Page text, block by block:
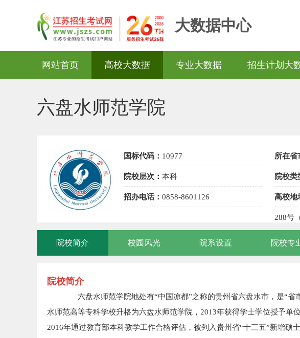
大数据中心
网站首页 高校大数据 专业大数据 招生计划大
六盘水师范学院
国标代码： 10977 所在省
院校层次： 本科 院校类
招办电话： 0858-8601126 高校地
288号
院校简介 校园风光 院系设置 院校专
院校简介
六盘水师范学院地处有“中国凉都”之称的贵州省六盘水市，是“省
水师范高等专科学校升格为六盘水师范学院，2013年获得学士学位授予单
2016年通过教育部本科教学工作合格评估，被列入贵州省“十三五”新增硕